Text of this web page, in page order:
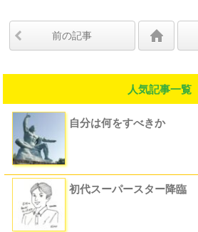
前の記事
人気記事一覧
自分は何をすべきか
初代スーパースター降臨